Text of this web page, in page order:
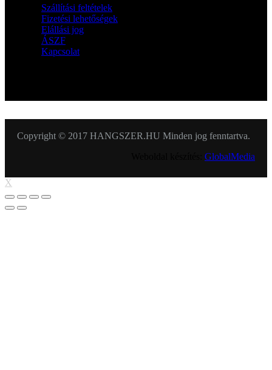
Szállítási feltételek
Fizetési lehetőségek
Elállási jog
ÁSZF
Kapcsolat
Copyright © 2017 HANGSZER.HU Minden jog fenntartva.
GlobalMedia
X